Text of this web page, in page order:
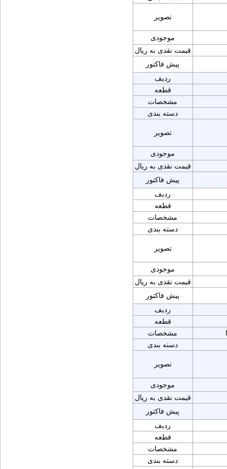
تصویر
موجودی
قیمت نقدی به ریال
پیش فاکتور
ردیف
قطعه
مشخصات
دسته بندی
تصویر
موجودی
قیمت نقدی به ریال
پیش فاکتور
ردیف
قطعه
مشخصات
دسته بندی
تصویر
موجودی
قیمت نقدی به ریال
پیش فاکتور
ردیف
قطعه
مشخصات
دسته بندی
تصویر
موجودی
قیمت نقدی به ریال
پیش فاکتور
ردیف
قطعه
مشخصات
دسته بندی